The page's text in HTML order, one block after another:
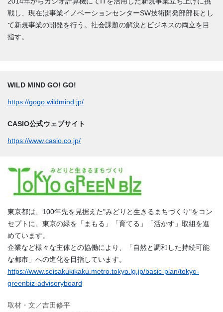
戦し、現在は事業イノベーションセンターSW技術開発部部長とし
て新規事業の開発を行う。社会課題の解決とビジネスの両立を目
指す。
WILD MIND GO! GO!
https://gogo.wildmind.jp/
CASIO公式ウェブサイト
https://www.casio.co.jp/
東京都は、100年先を見据えた"みどりと生きるまちづくり"をコン
セプトに、東京の緑を「まもる」「育てる」「活かす」取組を進
めています。
企業など様々な主体との協働により、「自然と調和した持続可能
な都市」への進化を目指しています。
https://www.seisakukikaku.metro.tokyo.lg.jp/basic-plan/tokyo-
greenbiz-advisoryboard
取材・文／吉田修平